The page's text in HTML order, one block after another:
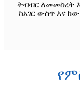
ትብብር ለመመስረት
ከአገር ውስጥ እና